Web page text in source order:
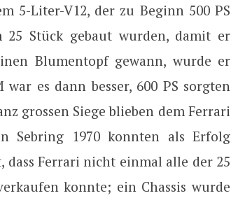
5-Liter-V12, der zu Beginn 500 PS
Stück gebaut wurden, damit er
Blumentopf gewann, wurde er
es dann besser, 600 PS sorgten
grossen Siege blieben dem Ferrari
Sebring 1970 konnten als Erfolg
dass Ferrari nicht einmal alle der 25
konnte; ein Chassis wurde